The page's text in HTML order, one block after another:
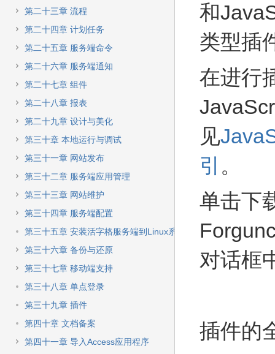
第二十三章 流程
第二十四章 计划任务
第二十五章 服务端命令
第二十六章 服务端通知
第二十七章 组件
第二十八章 报表
第二十九章 设计与美化
第三十章 本地运行与调试
第三十一章 网站发布
第三十二章 服务端应用管理
第三十三章 网站维护
第三十四章 服务端配置
第三十五章 安装活字格服务端到Linux系统
第三十六章 备份与还原
第三十七章 移动端支持
第三十八章 单点登录
第三十九章 插件
第四十章 文档备案
第四十一章 导入Access应用程序
和
类型插
在进行
见
引 。
单击下
对话框
插件的